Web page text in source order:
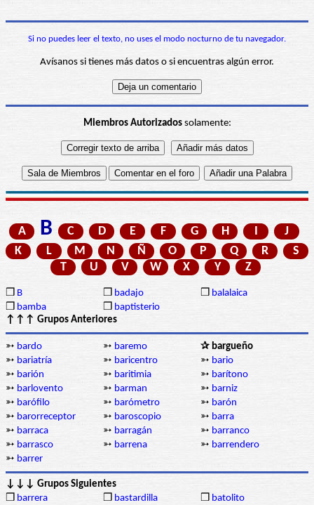
Si no puedes leer el texto, no uses el modo nocturno de tu navegador.
Avísanos si tienes más datos o si encuentras algún error.
Miembros Autorizadossolamente:
A B C D E F G H I
J
K
L M N Ñ O P Q R
S
T
U V W X Y Z
❒ B ❒ badajo ❒ balalaica
❒ bamba ❒ baptisterio
↑↑↑ Grupos Anteriores
➳ bardo ➳ baremo
✰ bargueño
➳ bariatría ➳ baricentro ➳ bario
➳ barión ➳ baritimia ➳ barítono
➳ barlovento ➳ barman ➳ barniz
➳ barófilo ➳ barómetro ➳ barón
➳ barorreceptor ➳ baroscopio ➳ barra
➳ barraca ➳ barragán ➳ barranco
➳ barrasco ➳ barrena ➳ barrendero
➳ barrer
↓↓↓ Grupos Siguientes
❒ barrera ❒ bastardilla ❒ batolito